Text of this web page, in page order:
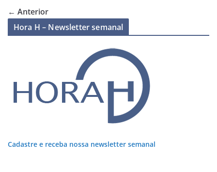
← Anterior
Hora H – Newsletter semanal
Cadastre e receba nossa newsletter semanal